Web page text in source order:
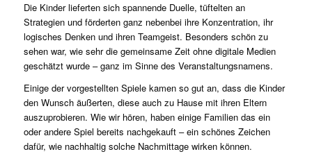
Die Kinder lieferten sich spannende Duelle, tüftelten an
Strategien und förderten ganz nebenbei ihre Konzentration, ihr
logisches Denken und ihren Teamgeist. Besonders schön zu
sehen war, wie sehr die gemeinsame Zeit ohne digitale Medien
geschätzt wurde – ganz im Sinne des Veranstaltungsnamens.
Einige der vorgestellten Spiele kamen so gut an, dass die Kinder
den Wunsch äußerten, diese auch zu Hause mit ihren Eltern
auszuprobieren. Wie wir hören, haben einige Familien das ein
oder andere Spiel bereits nachgekauft – ein schönes Zeichen
dafür, wie nachhaltig solche Nachmittage wirken können.